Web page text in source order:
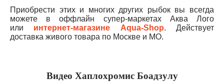
Приобрести этих и многих других рыбок вы всегда
можете в оффлайн супер-маркетах Аква Лого
или интернет-магазине Aqua-Shop. Действует
доставка живого товара по Москве и МО.
Видео Хаплохромис Боадзулу